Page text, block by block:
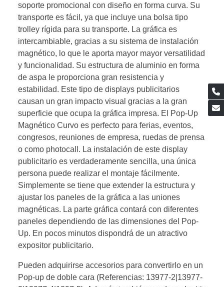
soporte promocional con diseño en forma curva. Su
transporte es fácil, ya que incluye una bolsa tipo
trolley rígida para su transporte. La gráfica es
intercambiable, gracias a su sistema de instalación
magnético, lo que le aporta mayor mayor versatilidad
y funcionalidad. Su estructura de aluminio en forma
de aspa le proporciona gran resistencia y
estabilidad. Este tipo de displays publicitarios
causan un gran impacto visual gracias a la gran
superficie que ocupa la gráfica impresa. El Pop-Up
Magnético Curvo es perfecto para ferias, eventos,
congresos, reuniones de empresa, ruedas de prensa
o como photocall. La instalación de este display
publicitario es verdaderamente sencilla, una única
persona puede realizar el montaje fácilmente.
Simplemente se tiene que extender la estructura y
ajustar los paneles de la gráfica a las uniones
magnéticas. La parte gráfica contará con diferentes
paneles dependiendo de las dimensiones del Pop-
Up. En pocos minutos dispondrá de un atractivo
expositor publicitario.
Pueden adquirirse accesorios para convertirlo en un
Pop-up de doble cara (Referencias: 13977-2|13977-